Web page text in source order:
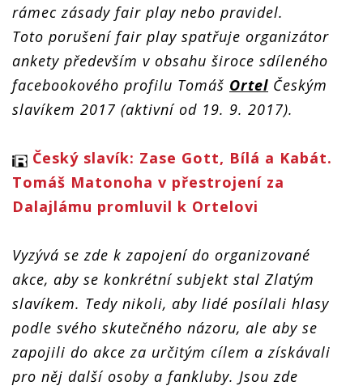
rámec zásady fair play nebo pravidel.
Toto porušení fair play spatřuje organizátor
ankety především v obsahu široce sdíleného
facebookového profilu Tomáš Ortel Českým
slavíkem 2017 (aktivní od 19. 9. 2017).
Český slavík: Zase Gott, Bílá a Kabát.
Tomáš Matonoha v přestrojení za
Dalajlámu promluvil k Ortelovi
Vyzývá se zde k zapojení do organizované
akce, aby se konkrétní subjekt stal Zlatým
slavíkem. Tedy nikoli, aby lidé posílali hlasy
podle svého skutečného názoru, ale aby se
zapojili do akce za určitým cílem a získávali
pro něj další osoby a fankluby. Jsou zde